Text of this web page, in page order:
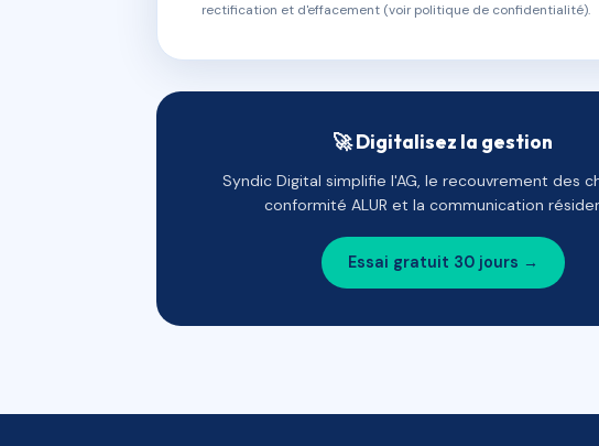
rectification et d'effacement (voir politique de confidentialité).
🚀 Digitalisez la gestion
Syndic Digital simplifie l'AG, le recouvrement des
conformité ALUR et la communication
Essai gratuit 30 jours →